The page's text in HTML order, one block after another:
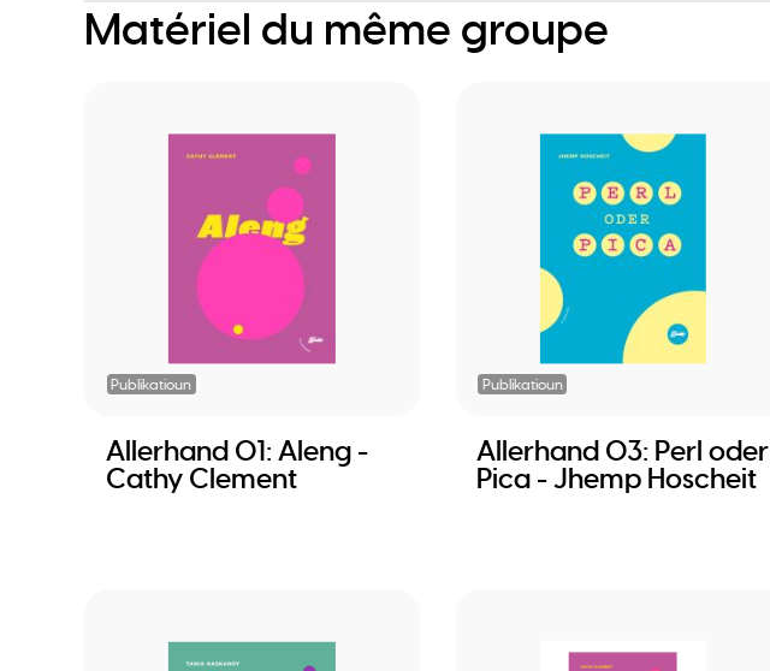
Matériel du même groupe
Publikatioun
Allerhand 01: Aleng -
Cathy Clement
Publikatioun
Allerhand 03: Perl oder
Pica - Jhemp Hoscheit